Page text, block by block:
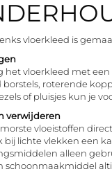
vloerkleed is
het vloerkleed met
borstels, roterende
of pluisjes kun je
verwijderen
vloeistoffen
bij lichte vlekken een
alleen
schoonmaakmiddel